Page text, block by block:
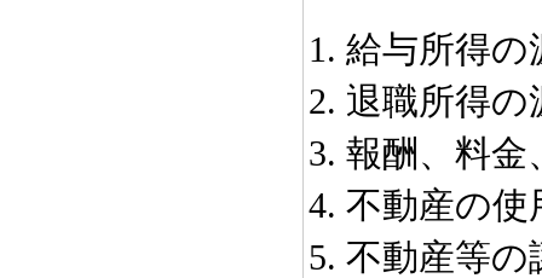
給与所得の
退職所得の
報酬、料金
不動産の使
不動産等の